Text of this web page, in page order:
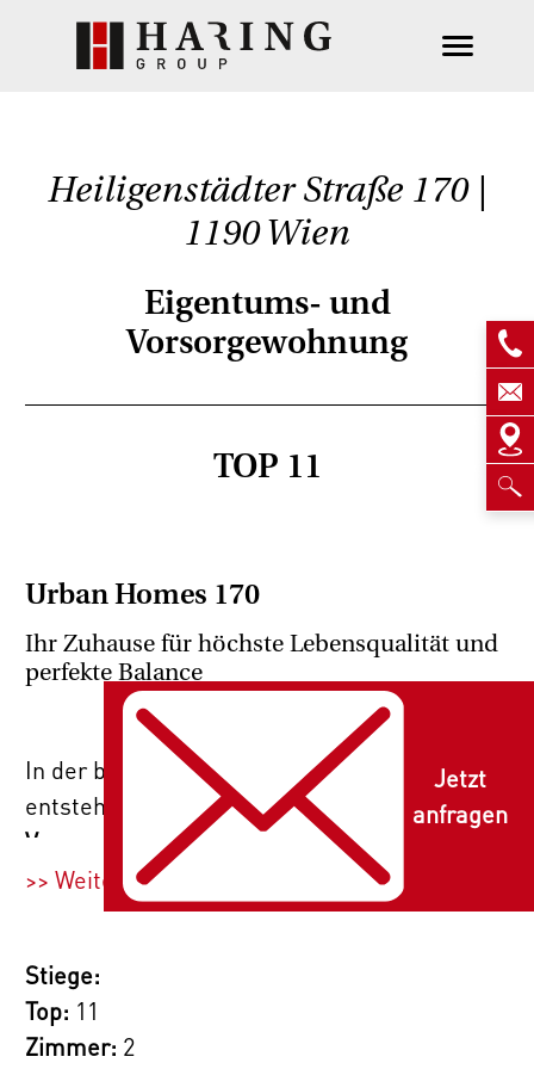
Heiligenstädter Straße 170 |
1190 Wien
Eigentums- und
Vorsorgewohnung
TOP 11
Urban Homes 170
Ihr Zuhause für höchste Lebensqualität und
perfekte Balance
In der begehrten Lage des 19. Wiener Bezirks
entstehen 45
hochwertige Eigentums- und
Vorsorgewohnungen
, perfekt für Familien,
Paare und Singles. Die modernen1
Zimmer-Wohnungenbieten durchdachte
bis 100 m² - für maximalen Wohnkomfort.
Alle Wohnungen werden schlüsselfertig
>> Weiterlesen
Stiege:
Top: 11
Zimmer: 2
Jetzt
anfragen